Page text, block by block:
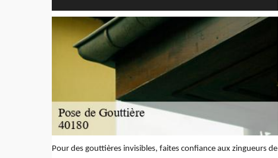
Pour des gouttières invisibles, faites confiance aux zingueurs de